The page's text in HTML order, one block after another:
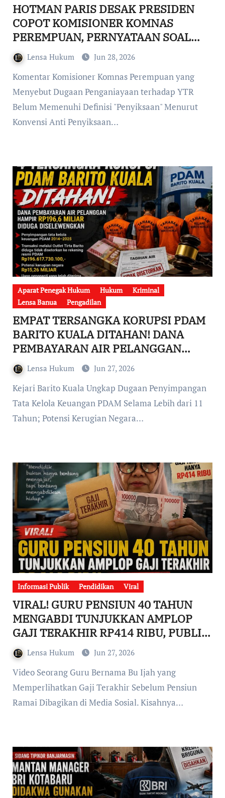
HOTMAN PARIS DESAK PRESIDEN
COPOT KOMISIONER KOMNAS
PEREMPUAN, PERNYATAAN SOAL
KASUS YTR–TAUFIK HIDAYAT PICU
POLEMIK NASIONAL
Lensa Hukum Jun 28, 2026
Komentar Komisioner Komnas Perempuan yang
Menyebut Dugaan Penganiayaan terhadap YTR
Belum Memenuhi Definisi "Penyiksaan" Menurut
Konvensi Anti Penyiksaan…
Aparat Penegak Hukum Hukum
Kriminal
Lensa Banua
Pengadilan
EMPAT TERSANGKA KORUPSI PDAM
BARITO KUALA DITAHAN! DANA
PEMBAYARAN AIR PELANGGAN
HAMPIR RP196,6 MILIAR DIDUGA
DISELEWENGKAN
Lensa Hukum Jun 27, 2026
Kejari Barito Kuala Ungkap Dugaan Penyimpangan
Tata Kelola Keuangan PDAM Selama Lebih dari 11
Tahun; Potensi Kerugian Negara…
Informasi Publik Pendidikan Viral
VIRAL! GURU PENSIUN 40 TAHUN
MENGABDI TUNJUKKAN AMPLOP
GAJI TERAKHIR RP414 RIBU, PUBLIK
SOROT NASIB TENAGA PENDIDIK
Lensa Hukum Jun 27, 2026
Video Seorang Guru Bernama Bu Ijah yang
Memperlihatkan Gaji Terakhir Sebelum Pensiun
Ramai Dibagikan di Media Sosial. Kisahnya…